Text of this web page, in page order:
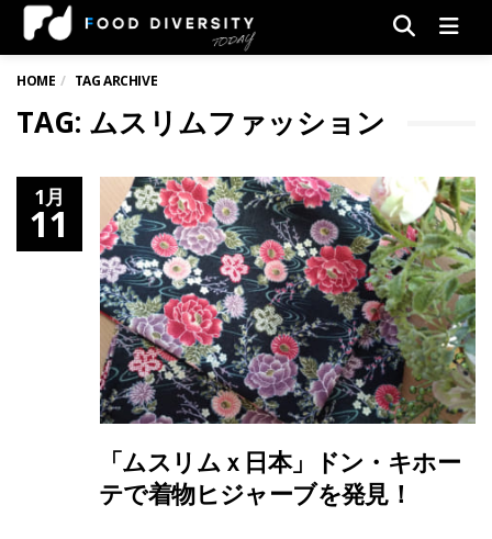
HOME TAG ARCHIVE
TAG: ムスリムファッション
1月
11
「ムスリムｘ日本」ドン・キホー
テで着物ヒジャーブを発見！